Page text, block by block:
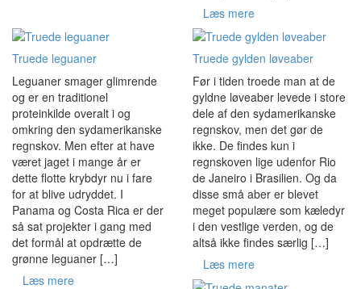
Læs mere
Truede leguaner
Leguaner smager glimrende
og er en traditionel
proteinkilde overalt i og
omkring den sydamerikanske
regnskov. Men efter at have
været jaget i mange år er
dette flotte krybdyr nu i fare
for at blive udryddet. I
Panama og Costa Rica er der
så sat projekter i gang med
det formål at opdrætte de
grønne leguaner […]
Læs mere
Truede gylden løveaber
Før i tiden troede man at de
gyldne løveaber levede i store
dele af den sydamerikanske
regnskov, men det gør de
ikke. De findes kun i
regnskoven lige udenfor Rio
de Janeiro i Brasilien. Og da
disse små aber er blevet
meget populære som kæledyr
i den vestlige verden, og de
altså ikke findes særlig […]
Læs mere